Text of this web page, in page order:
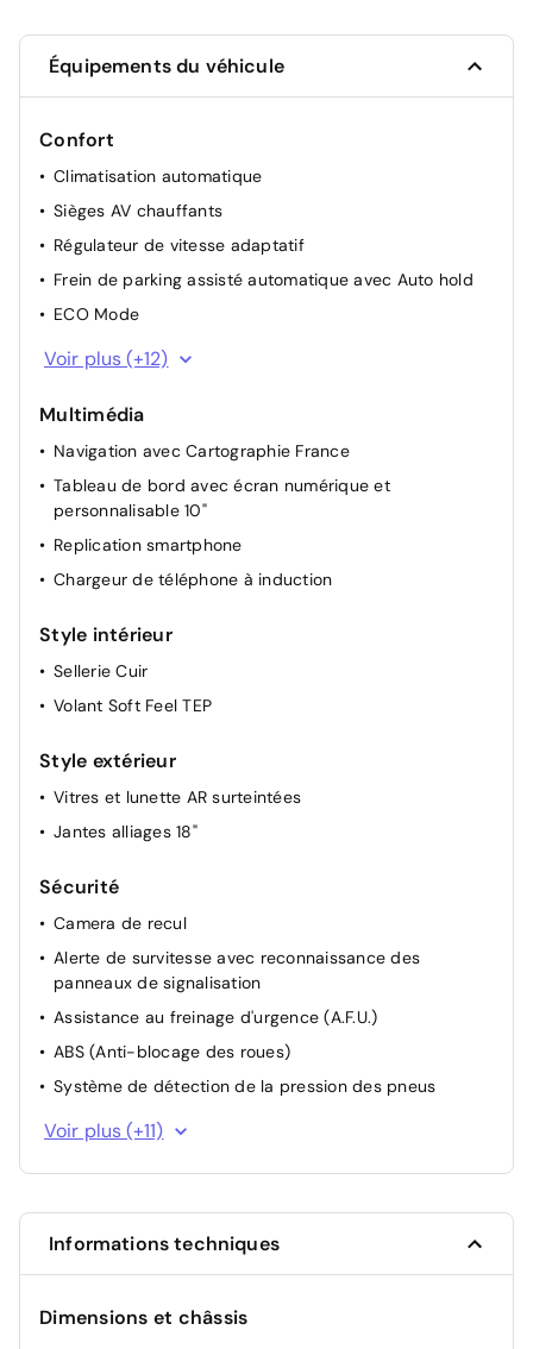
Équipements du véhicule
Confort
Climatisation automatique
Sièges AV chauffants
Régulateur de vitesse adaptatif
Frein de parking assisté automatique avec Auto hold
ECO Mode
Indicateur de changement de vitesse
Volant chauffant
Commutation automatique des feux de
route/croisement
Renault Multi-Sense (choix de modes de conduite)
Détection d'obstacle latérale
Rétroviseurs extérieurs électriques dégivrants
Airbag passager déconnectable
Lunette arrière chauffante
Carte accès et démarrage mains libres
Lève-vitres AV électriques (impulsionnel conducteur)
Voir plus (+12)
Multimédia
Navigation avec Cartographie France
Tableau de bord avec écran numérique et
personnalisable 10"
Replication smartphone
Chargeur de téléphone à induction
Style intérieur
Sellerie Cuir
Volant Soft Feel TEP
Style extérieur
Vitres et lunette AR surteintées
Jantes alliages 18"
Sécurité
Camera de recul
Alerte de survitesse avec reconnaissance des
panneaux de signalisation
Assistance au freinage d'urgence (A.F.U.)
ABS (Anti-blocage des roues)
Système de détection de la pression des pneus
Système de contrôle de trajectoire (ESP) et aide au
démarrage en côte
Freinage actif d'urgence avec détection piétons et
Alerte d'oubli de ceinture de sécurité
Projecteurs AV full LED Pure Vision
Allumage automatique des feux et des essuie-glaces
Voir plus (+11)
Informations techniques
Dimensions et châssis